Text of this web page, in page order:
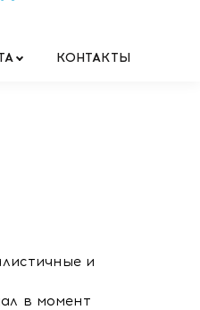
КОНТАКТЫ
и
в момент